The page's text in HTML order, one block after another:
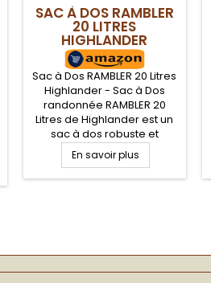
SAC À DOS RAMBLER
20 LITRES
HIGHLANDER
Sac à Dos RAMBLER 20 Litres
Highlander - Sac à Dos
randonnée RAMBLER 20
Litres de Highlander est un
sac à dos robuste et
compact, très apprécié par
les randonneurs. De volume
utile de 20 Litres, le sac à
En savoir plus